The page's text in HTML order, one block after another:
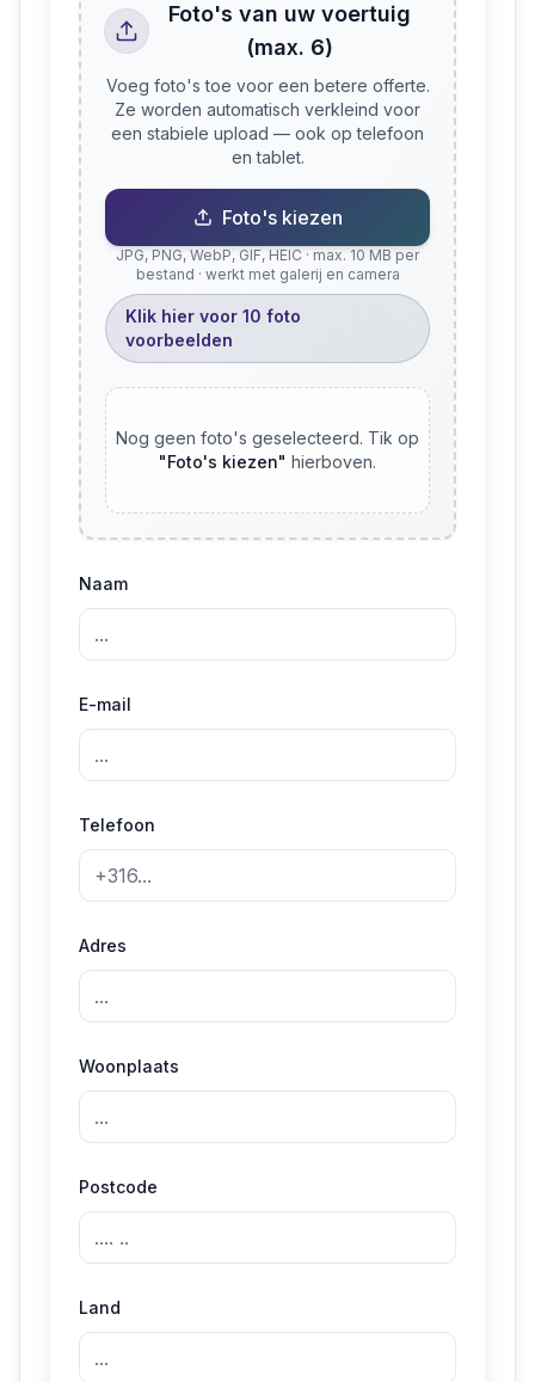
Foto's van uw voertuig
(max. 6)
Voeg foto's toe voor een betere offerte.
Ze worden automatisch verkleind voor
een stabiele upload — ook op telefoon
en tablet.
Foto's kiezen
JPG, PNG, WebP, GIF, HEIC · max. 10 MB per
bestand · werkt met galerij en camera
Klik hier voor 10 foto
voorbeelden
Nog geen foto's geselecteerd. Tik op
"Foto's kiezen" hierboven.
Naam
E-mail
Telefoon
Adres
Woonplaats
Postcode
Land